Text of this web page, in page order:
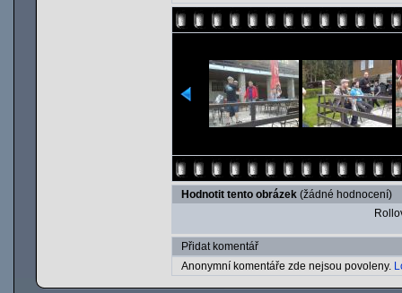
Hodnotit tento obrázek (žádné hodnocení)
Přidat komentář
Anonymní komentáře zde nejsou povoleny.